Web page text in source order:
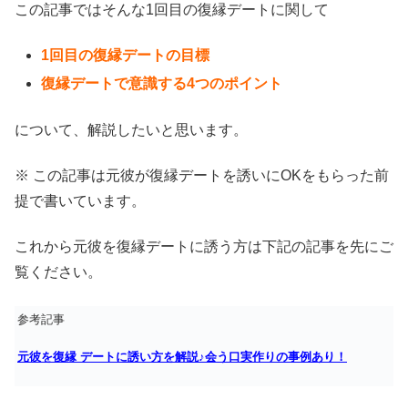
この記事ではそんな1回目の復縁デートに関して
1回目の復縁デートの目標
復縁デートで意識する4つのポイント
について、解説したいと思います。
※ この記事は元彼が復縁デートを誘いにOKをもらった前
提で書いています。
これから元彼を復縁デートに誘う方は下記の記事を先にご
覧ください。
参考記事
元彼を復縁 デートに誘い方を解説♪会う口実作りの事例あり！